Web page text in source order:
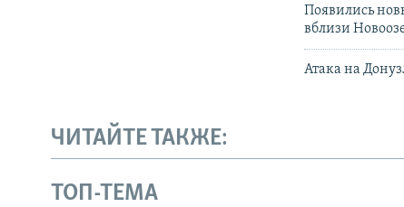
Появились
вблизи
Атака на
ЧИТАЙТЕ ТАКЖЕ:
ТОП-ТЕМА